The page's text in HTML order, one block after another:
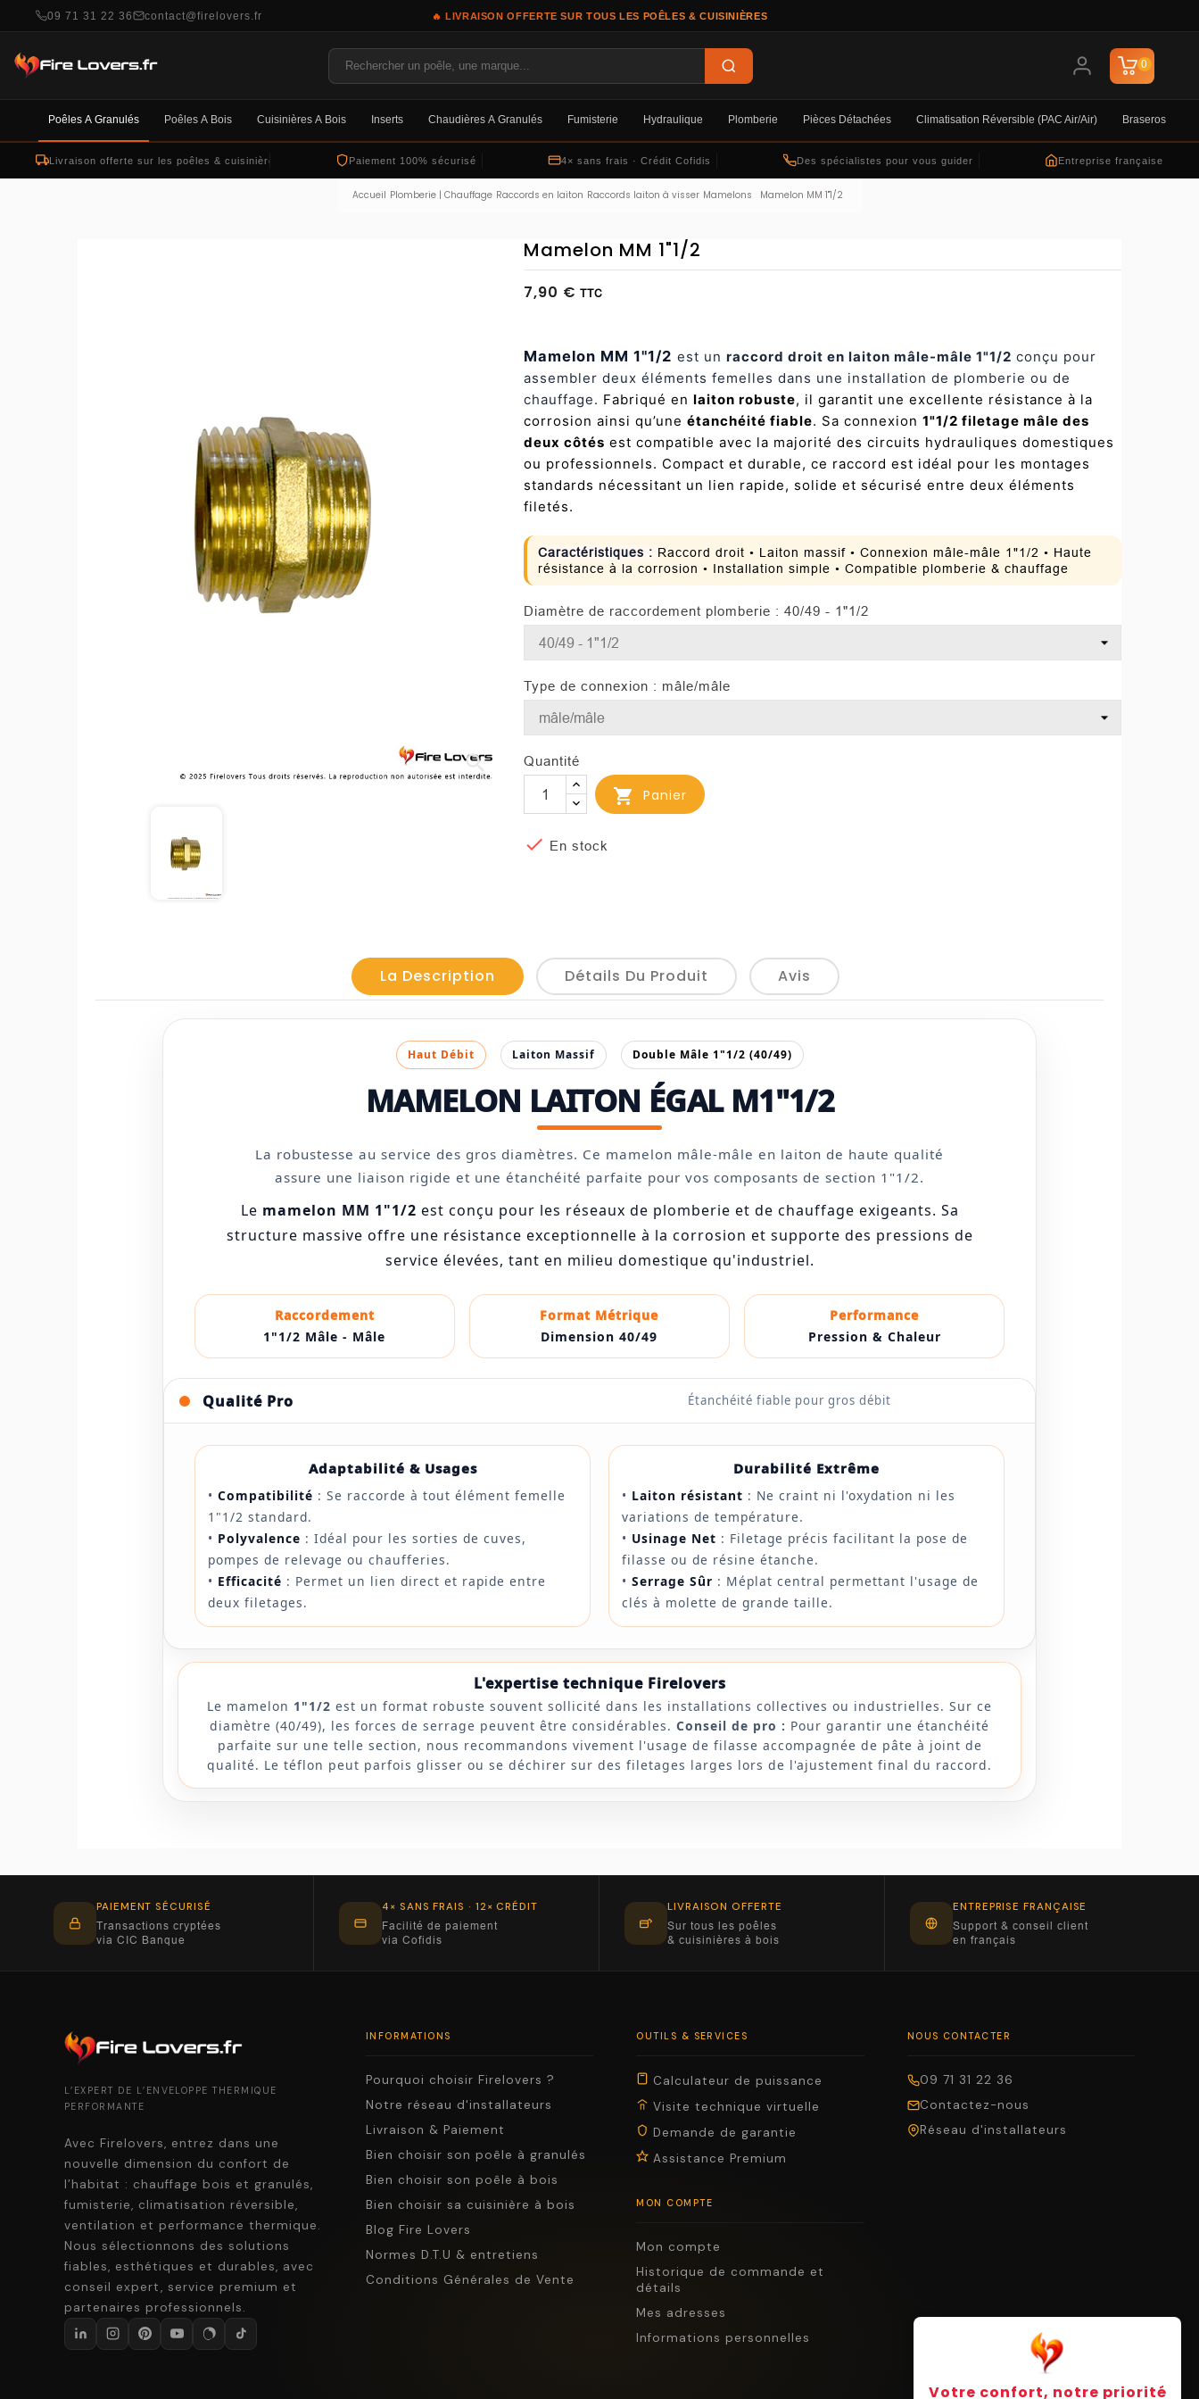
09 71 31 22 36 contact@firelovers.fr 🔥 LIVRAISON OFFERTE SUR TOUS LES POÊLES & CUISINIÈRES
0
Poêles À Granulés Poêles À Bois Cuisinières À Bois Inserts Chaudières À Granulés Fumisterie Hydraulique Plomberie Pièces Détachées Climatisation Réversible (PAC Air/air) Braseros
Livraison offerte sur les poêles & cuisinières Paiement 100% sécurisé 4× sans frais · Crédit Cofidis Des spécialistes pour vous guider Entreprise française
Accueil Plomberie | Chauffage Raccords en laiton Raccords laiton à visser Mamelons Mamelon MM 1"1/2
search
Mamelon MM 1"1/2
7,90 € TTC
Mamelon MM 1"1/2 est un raccord droit en laiton mâle-mâle 1"1/2 conçu pour
assembler deux éléments femelles dans une installation de plomberie ou de
chauffage. Fabriqué en laiton robuste, il garantit une excellente résistance à la
corrosion ainsi qu’une étanchéité fiable. Sa connexion 1"1/2 filetage mâle des
deux côtés est compatible avec la majorité des circuits hydrauliques domestiques
ou professionnels. Compact et durable, ce raccord est idéal pour les montages
standards nécessitant un lien rapide, solide et sécurisé entre deux éléments
filetés.
Caractéristiques : Raccord droit • Laiton massif • Connexion mâle-mâle 1"1/2 • Haute
résistance à la corrosion • Installation simple • Compatible plomberie & chauffage
Diamètre de raccordement plomberie : 40/49 - 1"1/2
Type de connexion : mâle/mâle
Quantité
 Panier
 En stock
La Description Détails Du Produit Avis
Haut Débit Laiton Massif Double Mâle 1"1/2 (40/49)
MAMELON LAITON ÉGAL M1"1/2
La robustesse au service des gros diamètres. Ce mamelon mâle-mâle en laiton de haute qualité
assure une liaison rigide et une étanchéité parfaite pour vos composants de section 1"1/2.
Le mamelon MM 1"1/2 est conçu pour les réseaux de plomberie et de chauffage exigeants. Sa
structure massive offre une résistance exceptionnelle à la corrosion et supporte des pressions de
service élevées, tant en milieu domestique qu'industriel.
Raccordement
1"1/2 Mâle - Mâle
Format Métrique
Dimension 40/49
Performance
Pression & Chaleur
Qualité Pro Étanchéité fiable pour gros débit
Adaptabilité & Usages
•Compatibilité : Se raccorde à tout élément femelle
1"1/2 standard.
• Polyvalence : Idéal pour les sorties de cuves,
pompes de relevage ou chaufferies.
• Efficacité : Permet un lien direct et rapide entre
deux filetages.
Durabilité Extrême
• Laiton résistant : Ne craint ni l'oxydation ni les
variations de température.
• Usinage Net : Filetage précis facilitant la pose de
filasse ou de résine étanche.
• Serrage Sûr : Méplat central permettant l'usage de
clés à molette de grande taille.
L'expertise technique Firelovers
Le mamelon 1"1/2 est un format robuste souvent sollicité dans les installations collectives ou industrielles. Sur ce
diamètre (40/49), les forces de serrage peuvent être considérables. Conseil de pro : Pour garantir une étanchéité
parfaite sur une telle section, nous recommandons vivement l'usage de filasse accompagnée de pâte à joint de
qualité. Le téflon peut parfois glisser ou se déchirer sur des filetages larges lors de l'ajustement final du raccord.
PAIEMENT SÉCURISÉ
Transactions cryptées
via CIC Banque
4× SANS FRAIS · 12× CRÉDIT
Facilité de paiement
via Cofidis
LIVRAISON OFFERTE
Sur tous les poêles
& cuisinières à bois
ENTREPRISE FRANÇAISE
Support & conseil client
en français
L’EXPERT DE L’ENVELOPPE THERMIQUE
PERFORMANTE
Avec Firelovers, entrez dans une
nouvelle dimension du confort de
l’habitat : chauffage bois et granulés,
fumisterie, climatisation réversible,
ventilation et performance thermique.
Nous sélectionnons des solutions
fiables, esthétiques et durables, avec
conseil expert, service premium et
partenaires professionnels.
INFORMATIONS
Pourquoi choisir Firelovers ?
Notre réseau d'installateurs
Livraison & Paiement
Bien choisir son poêle à granulés
Bien choisir son poêle à bois
Bien choisir sa cuisinière à bois
Blog Fire Lovers
Normes D.T.U & entretiens
Conditions Générales de Vente
OUTILS & SERVICES
Calculateur de puissance
Visite technique virtuelle
Demande de garantie
Assistance Premium
MON COMPTE
Mon compte
Historique de commande et
détails
Mes adresses
Informations personnelles
NOUS CONTACTER
09 71 31 22 36
Contactez-nous
Réseau d'installateurs
Votre confort, notre priorité